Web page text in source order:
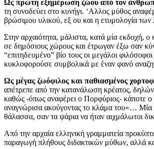
Ως πρώτη εξημέρωση ζώου από τον
τη συνοδεύει στο κυνήγι. ‘Αλλος μύθος
βρώσιμου υλικού, εξ ου και η ετυμολογία
Στην αρχαιότητα, μάλιστα, κατά μία εκδοχή,
σε δημόσιους χώρους και έτρωγαν έξω σαν
“επιτηδευμένο” βίο τους οι μεγάλοι
κυκλοφορούσε συμβολικά με έναν φανό
Ως μέγας ζωόφιλος και παθιασμένος
απέτρεπε από την κατανάλωση κρέατος,
καθώς -όπως αναφέρει ο Πορφύριος- κάποτε ο
αναγνώρισα ακούγοντας το κλάμα του»… Μία
θάλασσα, σαν τα ψάρια να ήταν αιχμάλωτοι
Από την αρχαία ελληνική γραμματεία
παραγωγή πλήθους διδακτικών μύθων, αλλά